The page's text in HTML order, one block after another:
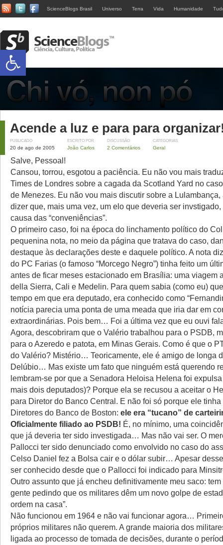
ScienceBlogs Brasil Universo Terra Vida Humanidade
Acende a luz e para para
PUBLICADO
20 de ago de 2005
ESCRITO POR
João Carlos
DISCUSSÃO
2 Comentários
CATEGORIAS
Geral
Salve, Pessoal!
Cansou, torrou, esgotou a paciência. Eu não vou mais
Times de Londres sobre a cagada da Scotland Yard no
de Menezes. Eu não vou mais discutir sobre a Lulambança,
dizer que, mais uma vez, um elo que deveria ser
causa das “conveniências”.
O primeiro caso, foi na época do linchamento político do
pequenina nota, no meio da página que tratava do caso,
destaque às declarações deste e daquele político. A nota
do PC Farias (o famoso “Morcego Negro”) tinha feito um
antes de ficar meses estacionado em Brasília: uma viagem
della Sierra, Cali e Medelin. Para quem sabia (como eu)
tempo em que era deputado, era conhecido como
notícia parecia uma ponta de uma meada que iria dar em
extraordinárias. Pois bem… Foi a última vez que eu ouvi
Agora, descobriram que o Valério trabalhou para o PSDB,
para o Azeredo e patota, em Minas Gerais. Como é que o
do Valério? Mistério… Teoricamente, ele é amigo de longa
Delúbio… Mas existe um fato que ninguém está querendo
lembram-se por que a Senadora Heloisa Helena foi
mais dois deputados)? Porque ela se recusou a aceitar o
para Diretor do Banco Central. E não foi só porque ele
Diretores do Banco de Boston: ele era “tucano” de
Oficialmente filiado ao PSDB! É, no mínimo, uma
que já deveria ter sido investigada… Mas não vai ser. O
Pallocci ter sido denunciado como envolvido no caso do
Celso Daniel fez a Bolsa cair e o dólar subir… Apesar
ser conhecido desde que o Pallocci foi indicado para
Outro assunto que já encheu definitivamente meu saco:
gente pedindo que os militares dêm um novo golpe de
ordem na casa”.
Não funcionou em 1964 e não vai funcionar agora…
próprios militares não querem. A grande maioria dos
ligada ao processo de tomada de decisões, durante o
Abrir a barra de ferramentas